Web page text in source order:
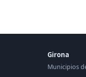
Girona
Municipios